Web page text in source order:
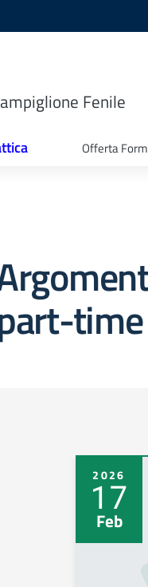
Fenile
Offerta
time
2026
17
Feb